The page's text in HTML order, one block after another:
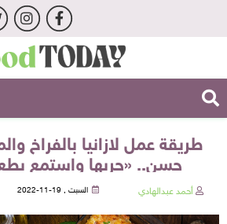
طريقة عمل لازانيا بالفراخ
حسن.. «جربها واستمع
أحمد عبدالهادي السبت , 19-11-2022